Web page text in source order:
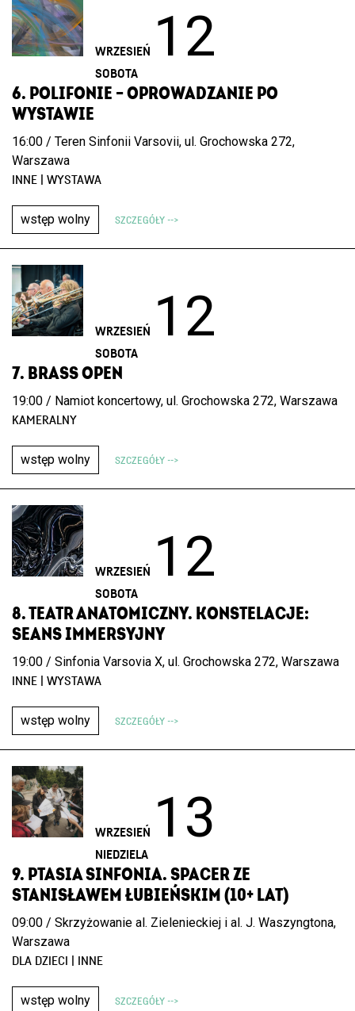
WRZESIEŃ 12
SOBOTA
6. POLIFONIE – OPROWADZANIE PO
WYSTAWIE
16:00 / Teren Sinfonii Varsovii, ul. Grochowska 272,
Warszawa
INNE | WYSTAWA
SZCZEGÓŁY -->
wstęp wolny
WRZESIEŃ 12
SOBOTA
7. BRASS OPEN
19:00 / Namiot koncertowy, ul. Grochowska 272, Warszawa
KAMERALNY
SZCZEGÓŁY -->
wstęp wolny
WRZESIEŃ 12
SOBOTA
8. TEATR ANATOMICZNY. KONSTELACJE:
SEANS IMMERSYJNY
19:00 / Sinfonia Varsovia X, ul. Grochowska 272, Warszawa
INNE | WYSTAWA
SZCZEGÓŁY -->
wstęp wolny
WRZESIEŃ 13
NIEDZIELA
9. PTASIA SINFONIA. SPACER ZE
STANISŁAWEM ŁUBIEŃSKIM (10+ LAT)
09:00 / Skrzyżowanie al. Zielenieckiej i al. J. Waszyngtona,
Warszawa
DLA DZIECI | INNE
SZCZEGÓŁY -->
wstęp wolny